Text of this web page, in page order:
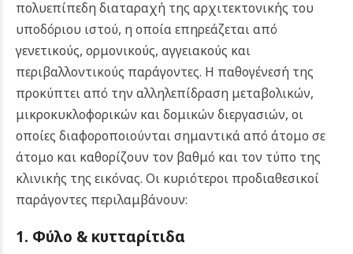
πολυεπίπεδη διαταραχή της αρχιτεκτονικής του
υποδόριου ιστού, η οποία επηρεάζεται από
γενετικούς, ορμονικούς, αγγειακούς και
περιβαλλοντικούς παράγοντες. Η παθογένεσή της
προκύπτει από την αλληλεπίδραση μεταβολικών,
μικροκυκλοφορικών και δομικών διεργασιών, οι
οποίες διαφοροποιούνται σημαντικά από άτομο σε
άτομο και καθορίζουν τον βαθμό και τον τύπο της
κλινικής της εικόνας. Οι κυριότεροι προδιαθεσικοί
παράγοντες περιλαμβάνουν:
1. Φύλο & κυτταρίτιδα